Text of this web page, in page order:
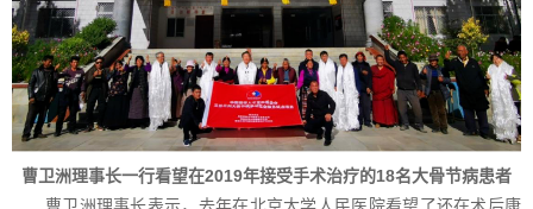
曹卫洲理事长一行看望在2019年接受手术治疗的18名大骨节病患者